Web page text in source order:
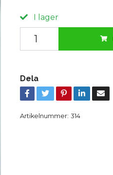
I lager
Dela
Artikelnummer: 314